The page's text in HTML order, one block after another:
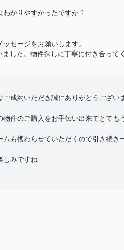
わかりやすかったですか？
ッセージをお願いします。
した。物件探しに丁寧に付き合って
ご成約いただき誠にありがとうござい
物件のご購入をお手伝い出来てとても
ムも携わらせていただくので引き続き
しみですね！